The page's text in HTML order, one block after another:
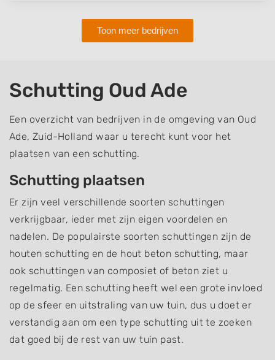
Toon meer bedrijven
Schutting Oud Ade
Een overzicht van bedrijven in de omgeving van Oud
Ade, Zuid-Holland waar u terecht kunt voor het
plaatsen van een schutting.
Schutting plaatsen
Er zijn veel verschillende soorten schuttingen
verkrijgbaar, ieder met zijn eigen voordelen en
nadelen. De populairste soorten schuttingen zijn de
houten schutting en de hout beton schutting, maar
ook schuttingen van composiet of beton ziet u
regelmatig. Een schutting heeft wel een grote invloed
op de sfeer en uitstraling van uw tuin, dus u doet er
verstandig aan om een type schutting uit te zoeken
dat goed bij de rest van uw tuin past.